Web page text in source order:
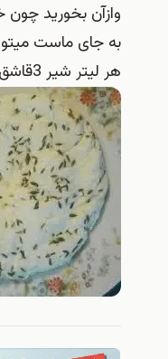
وازآن بخورید چون
به جای ماست
هر لیتر شیر 3قاشق غذاخوری سرکه.